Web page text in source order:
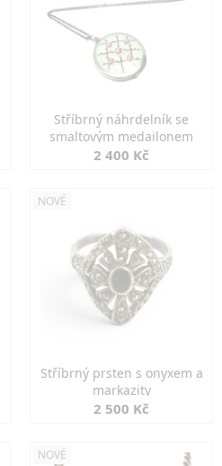
Stříbrný náhrdelník se
smaltovým medailonem
2 400 Kč
NOVÉ
Stříbrný prsten s onyxem a
markazity
2 500 Kč
NOVÉ